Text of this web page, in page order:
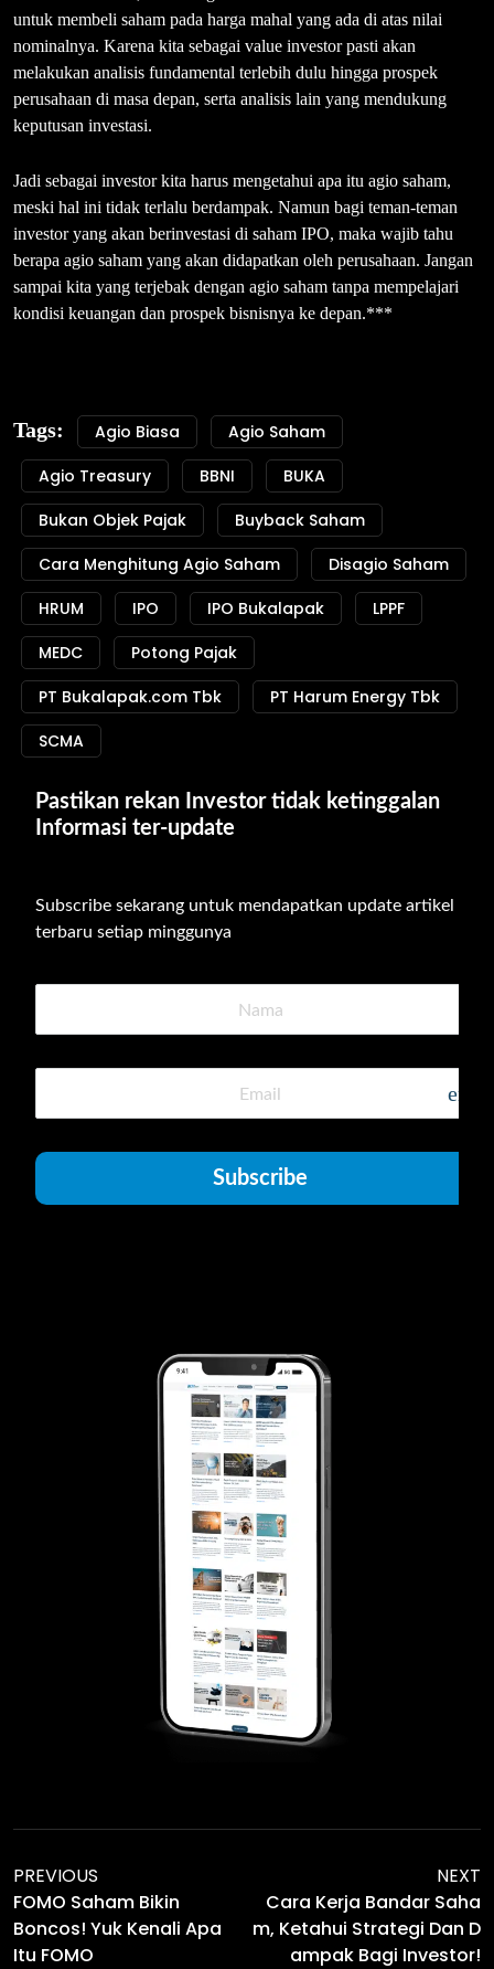
untuk membeli saham pada harga mahal yang ada di atas nilai
nominalnya. Karena kita sebagai value investor pasti akan
melakukan analisis fundamental terlebih dulu hingga prospek
perusahaan di masa depan, serta analisis lain yang mendukung
keputusan investasi.
Jadi sebagai investor kita harus mengetahui apa itu agio saham,
meski hal ini tidak terlalu berdampak. Namun bagi teman-teman
investor yang akan berinvestasi di saham IPO, maka wajib tahu
berapa agio saham yang akan didapatkan oleh perusahaan. Jangan
sampai kita yang terjebak dengan agio saham tanpa mempelajari
kondisi keuangan dan prospek bisnisnya ke depan.***
Tags: Agio Biasa
Agio Saham
Agio Treasury
BBNI
BUKA
Bukan Objek Pajak
Buyback Saham
Cara Menghitung Agio Saham
Disagio Saham
HRUM
IPO IPO Bukalapak
LPPF
MEDC
Potong Pajak
PT Bukalapak.com Tbk
PT Harum Energy Tbk
SCMA
Pastikan rekan Investor tidak ketinggalan
Informasi ter-update
Subscribe sekarang untuk mendapatkan update artikel
terbaru setiap minggunya
Subscribe
PREVIOUS
FOMO Saham Bikin
Boncos! Yuk Kenali Apa
Itu FOMO
NEXT
Cara Kerja Bandar Saha
M, Ketahui Strategi Dan D
Ampak Bagi Investor!